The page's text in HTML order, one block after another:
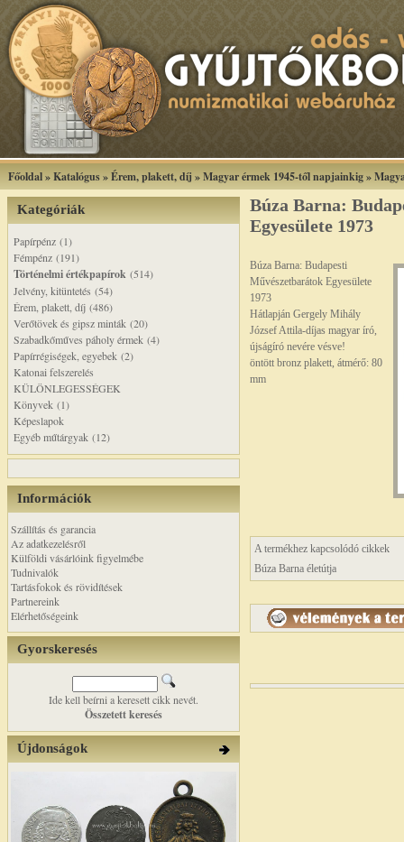
Főoldal»Katalógus»Érem, plakett, díj »Magyar érmek 1945-től napjainkig»
Kategóriák
Papírpénz (1)
Fémpénz (191)
Történelmi értékpapírok (514)
Jelvény, kitüntetés (54)
Érem, plakett, díj (486)
Verőtövek és gipsz minták (20)
Szabadkőműves páholy érmek (4)
Papírrégiségek, egyebek (2)
Katonai felszerelés
KÜLÖNLEGESSÉGEK
Könyvek (1)
Képeslapok
Egyéb műtárgyak (12)
Információk
Szállítás és garancia
Az adatkezelésről
Külföldi vásárlóink figyelmébe
Tudnivalók
Tartásfokok és rövidítések
Partnereink
Elérhetőségeink
Gyorskeresés
Ide kell beírni a keresett cikk nevét.
Összetett keresés
Újdonságok
Búza Barna:
Egyesülete 1973
Búza Barna: Budapesti
Művészetbarátok Egyesülete
1973
Hátlapján Gergely Mihály
József Attila-díjas magyar író,
újságíró nevére vésve!
öntött bronz plakett, átmérő: 80
mm
A termékhez kapcsolódó cikkek
Búza Barna életútja